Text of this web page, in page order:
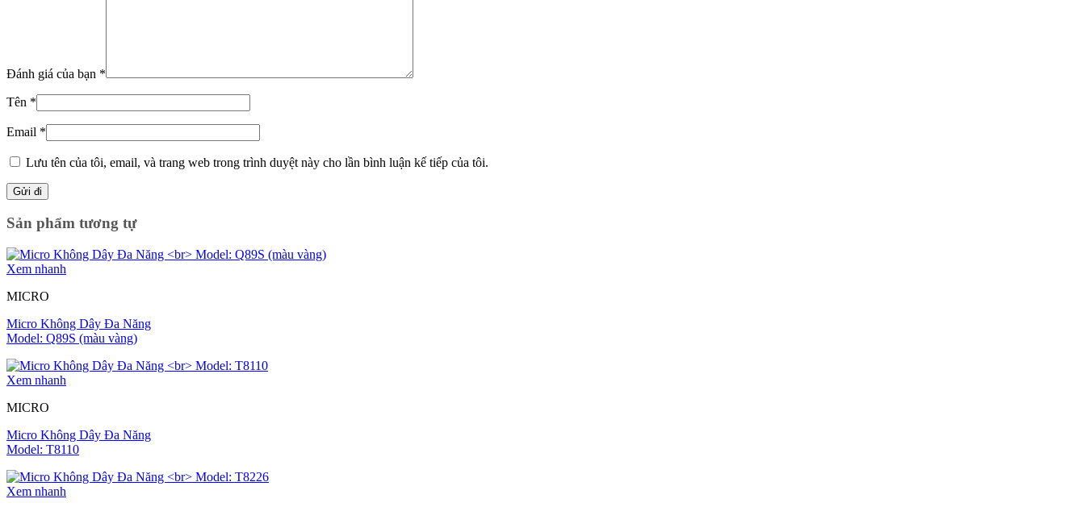
Đánh giá của bạn *
Tên *
Email *
Lưu tên của tôi, email, và trang web trong trình duyệt này cho lần bình luận kế tiếp của tôi.
Sản phẩm tương tự
Xem nhanh
MICRO
Micro Không Dây Đa Năng
Model: Q89S (màu vàng)
Xem nhanh
MICRO
Micro Không Dây Đa Năng
Model: T8110
Xem nhanh